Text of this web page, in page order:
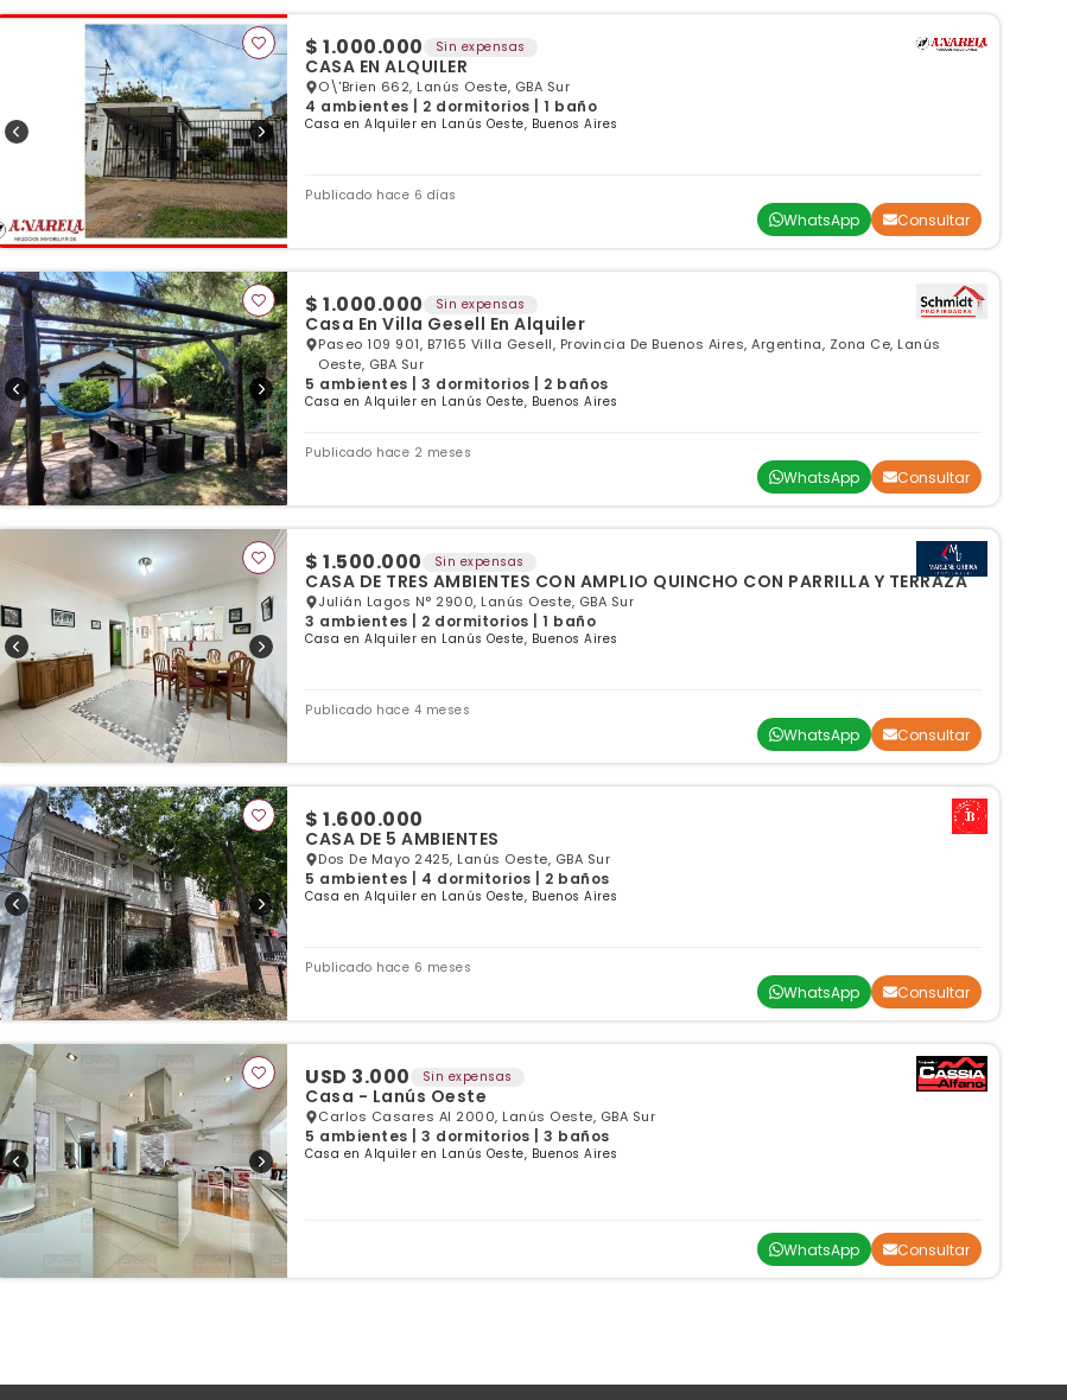
$ 1.000.000 Sin expensas
CASA EN ALQUILER
O\'Brien 662, Lanús Oeste, GBA Sur
4 ambientes | 2 dormitorios | 1 baño
Casa en Alquiler en Lanús Oeste, Buenos Aires
Publicado hace 6 días
WhatsApp Consultar
$ 1.000.000 Sin expensas
Casa En Villa Gesell En Alquiler
Paseo 109 901, B7165 Villa Gesell, Provincia De Buenos Aires, Argentina, Zona Ce, Lanús
Oeste, GBA Sur
5 ambientes | 3 dormitorios | 2 baños
Casa en Alquiler en Lanús Oeste, Buenos Aires
Publicado hace 2 meses
WhatsApp Consultar
$ 1.500.000 Sin expensas
CASA DE TRES AMBIENTES CON AMPLIO QUINCHO CON PARRILLA Y TERRAZA
Julián Lagos N° 2900, Lanús Oeste, GBA Sur
3 ambientes | 2 dormitorios | 1 baño
Casa en Alquiler en Lanús Oeste, Buenos Aires
Publicado hace 4 meses
WhatsApp Consultar
$ 1.600.000
CASA DE 5 AMBIENTES
Dos De Mayo 2425, Lanús Oeste, GBA Sur
5 ambientes | 4 dormitorios | 2 baños
Casa en Alquiler en Lanús Oeste, Buenos Aires
Publicado hace 6 meses
WhatsApp Consultar
USD 3.000 Sin expensas
Casa - Lanús Oeste
Carlos Casares Al 2000, Lanús Oeste, GBA Sur
5 ambientes | 3 dormitorios | 3 baños
Casa en Alquiler en Lanús Oeste, Buenos Aires
WhatsApp Consultar